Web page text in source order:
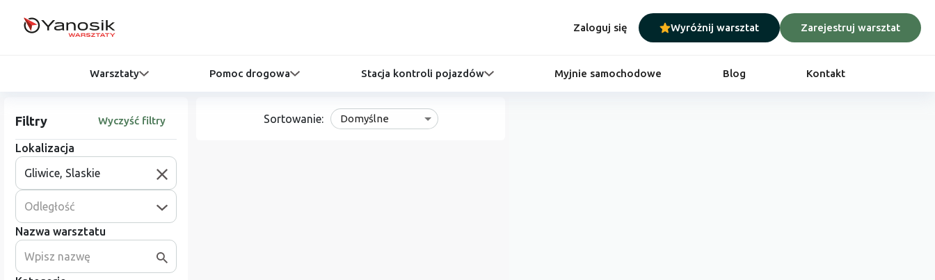
Zaloguj się Wyróżnij warsztat Zarejestruj warsztat
Warsztaty Pomoc drogowa Stacja kontroli pojazdów Myjnie samochodowe Blog Kontakt
Filtry Wyczyść filtry
Lokalizacja
Odległość
Nazwa warsztatu
Sortowanie: Domyślne